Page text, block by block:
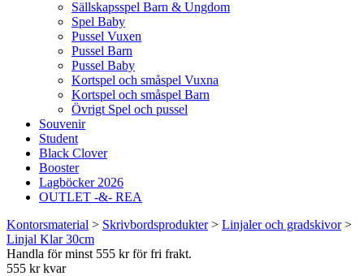
Sällskapsspel Barn & Ungdom
Spel Baby
Pussel Vuxen
Pussel Barn
Pussel Baby
Kortspel och småspel Vuxna
Kortspel och småspel Barn
Övrigt Spel och pussel
Souvenir
Student
Black Clover
Booster
Lagböcker 2026
OUTLET -&- REA
Kontorsmaterial > Skrivbordsprodukter> Linjaler och gradskivor>
Linjal Klar 30cm
Handla för minst 555 kr för fri frakt.
555 kr kvar